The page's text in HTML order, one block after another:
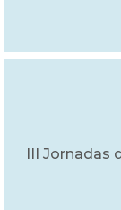
III Jornadas